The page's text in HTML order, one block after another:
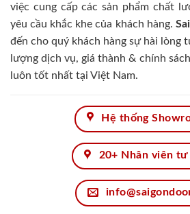
việc cung cấp các sản phẩm chất
yêu cầu khắc khe của khách hàng.
đến cho quý khách hàng sự hài lòng
lượng dịch vụ, giá thành & chính
luôn tốt nhất tại Việt Nam.
Hệ thống
20+ Nhân viên tư